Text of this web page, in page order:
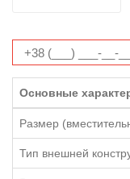
Основные
Размер
Тип внешней